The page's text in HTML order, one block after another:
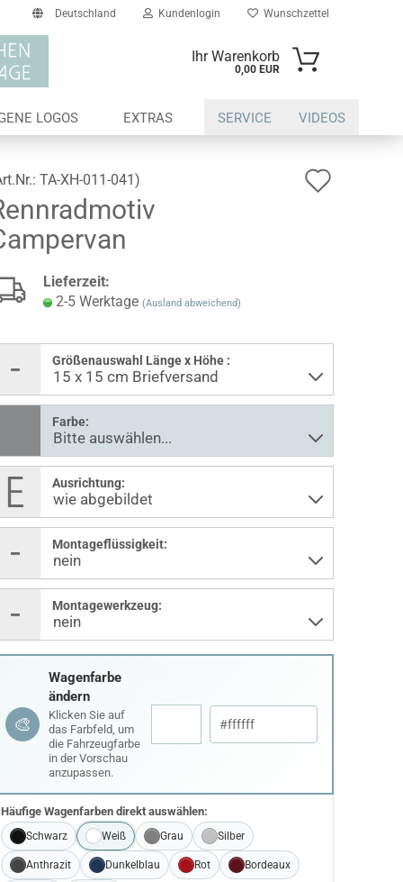
Deutschland Kundenlogin
vergessen?
Wunschzettel
Ihr Warenkorb
0,00 EUR
LOGOS EXTRAS SERVICE VIDEOS
TA-XH-011-041)
Lieferzeit:
2-5 Werktage (Ausland abweichend)
Größenauswahl Länge x Höhe :
Farbe:
Ausrichtung:
Montageflüssigkeit:
Montagewerkzeug:
🎨
Wagenfarbe
ändern
Klicken Sie auf
das Farbfeld, um
die Fahrzeugfarbe
in der Vorschau
anzupassen.
Häufige Wagenfarben direkt auswählen:
Schwarz Weiß Grau Silber
Anthrazit Dunkelblau Rot Bordeaux